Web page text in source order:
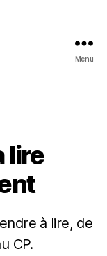
Menu
lire
à lire, de
CP.